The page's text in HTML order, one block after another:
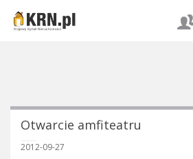
Otwarcie amfiteatru
2012-09-27